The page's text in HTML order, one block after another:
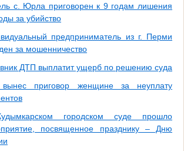
с. Юрла приговорен к 9 годам лишения
за убийство
предприниматель из г. Перми
за мошенничество
ДТП выплатит ущерб по решению суда
приговор женщине за неуплату
городском суде прошло
посвященное празднику – Дню